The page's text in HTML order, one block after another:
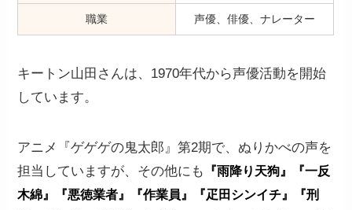
職業 声優、俳優、ナレーター
キートン山田さんは、1970年代から声優活動を開始
しています。
アニメ『ゲゲゲの鬼太郎』第2期で、ぬりかべの声を
担当していますが、その他にも
『雨降り天狗』『一反
木綿』『悪徳業者』『作業員』『疋田シンイチ』『刑